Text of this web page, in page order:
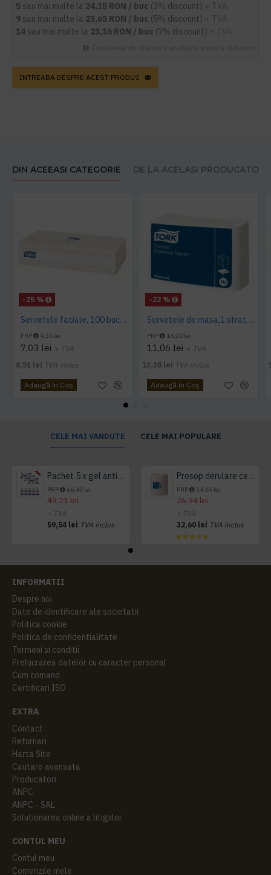
5 sau mai multe la 24,15 RON / buc (3% discount)
9 sau mai multe la 23,65 RON / buc (5% discount)
14 sau mai multe la 23,16 RON / buc (7% discount)
INTREABA DESPRE ACEST PRODUS
DIN ACEEASI CATEGORIE DE LA ACELASI PRODUCATOR
-25 %
Servetele faciale, 100 bucati / pachet, Tork
PRP 9,35 lei
7,03 lei + TVA
8,51 lei TVA inclus
Adaugă în Coş
-22 %
Servetele de masa,1 strat, Tork, 300 buc/pachet
PRP 14,20 lei
11,06 lei + TVA
13,38 lei TVA inclus
Adaugă în Coş
CELE MAI VANDUTE CELE MAI POPULARE
Pachet 5 x gel antibacterian 50ml si 3 x Servetele antibacteriene 48 buc Hygienium
PRP 66,43 lei
49,21 lei
+ TVA
59,54 lei TVA inclus
Prosop derulare centrala 1 pliu, 300 m Tork
PRP 34,65 lei
26,94 lei
+ TVA
32,60 lei TVA inclus
INFORMATII
Despre noi
Date de identificare ale societatii
Politica cookie
Politica de confidentialitate
Termeni si conditii
Prelucrarea datelor cu caracter personal
Cum comand
Certificari ISO
EXTRA
Contact
Returnari
Harta Site
Cautare avansata
Producatori
ANPC
ANPC - SAL
Solutionarea online a litigiilor
CONTUL MEU
Contul meu
Comenzile mele